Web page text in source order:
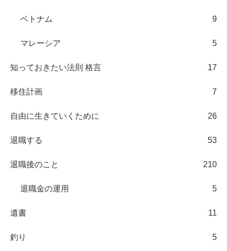
ベトナム 9
マレーシア 5
知っておきたい法則 格言 17
移住計画 7
自由に生きていくために 26
退職する 53
退職後のこと 210
退職金の運用 5
遺書 11
釣り 5